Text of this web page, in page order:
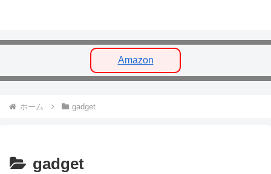
Amazon
ホーム gadget
gadget